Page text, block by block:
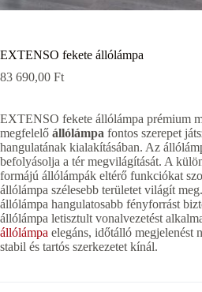
EXTENSO fekete állólámpa
83 690,00 Ft
EXTENSO fekete állólámpa prémium
megfelelő állólámpa fontos szerepet
hangulatának kialakításában. Az
befolyásolja a tér megvilágítását. A
formájú állólámpák eltérő funkciókat
állólámpa szélesebb területet világít
állólámpa hangulatosabb fényforrást
állólámpa letisztult vonalvezetést
állólámpa elegáns, időtálló megjelenést
stabil és tartós szerkezetet kínál.